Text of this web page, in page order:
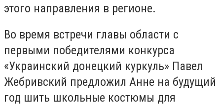
этого направления в регионе.
Во время встречи главы области с
первыми победителями конкурса
«Украинский донецкий куркуль» Павел
Жебривский предложил Анне на будущий
год шить школьные костюмы для